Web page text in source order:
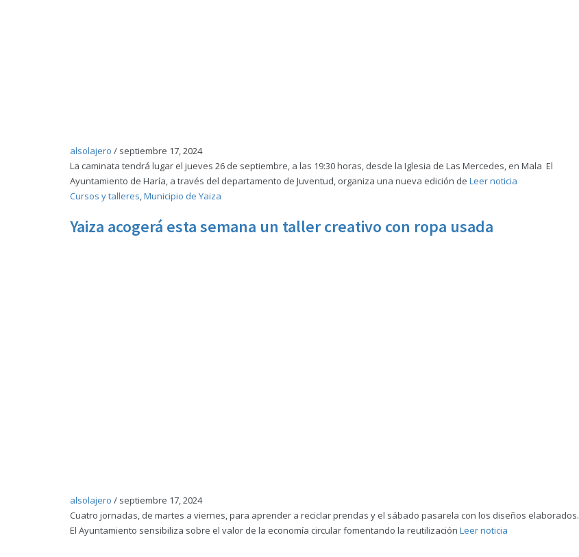
alsolajero / septiembre 17, 2024
La caminata tendrá lugar el jueves 26 de septiembre, a las 19:30 horas, desde la Iglesia de Las Mercedes, en Mala El
Ayuntamiento de Haría, a través del departamento de Juventud, organiza una nueva edición de Leer noticia
Cursos y talleres,Municipio de Yaiza
Yaiza acogerá esta semana un taller creativo con ropa usada
alsolajero / septiembre 17, 2024
Cuatro jornadas, de martes a viernes, para aprender a reciclar prendas y el sábado pasarela con los diseños elaborados.
El Ayuntamiento sensibiliza sobre el valor de la economía circular fomentando la reutilización Leer noticia